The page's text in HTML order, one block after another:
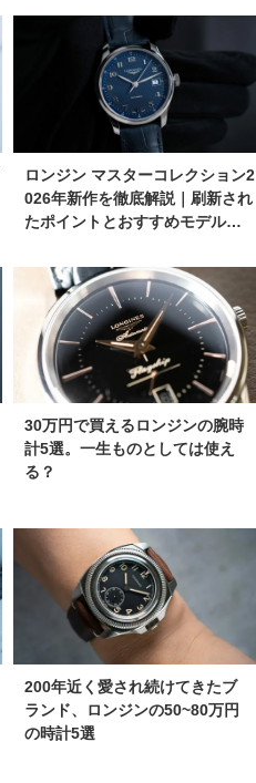
ロンジン マスターコレクション2
026年新作を徹底解説｜刷新され
たポイントとおすすめモデル…
30万円で買えるロンジンの腕時
計5選。一生ものとしては使え
る？
200年近く愛され続けてきたブ
ランド、ロンジンの50~80万円
の時計5選